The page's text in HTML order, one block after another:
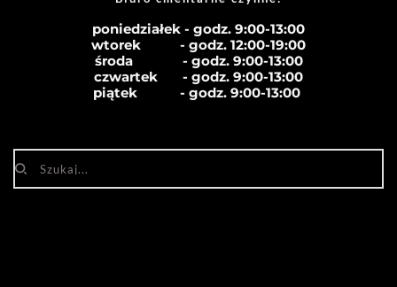
poniedziałek - godz. 9:00-13:00
wtorek           - godz. 12:00-19:00
środa              - godz. 9:00-13:00
czwartek       - godz. 9:00-13:00
piątek            - godz. 9:00-13:00